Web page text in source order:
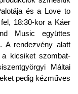
és a Love to
18:30-kor a Káer
Music együttes
A rendezvény alatt
a kicsiket szombat-
Máltai
pedig kézműves